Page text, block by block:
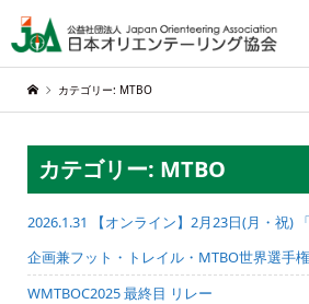
カテゴリー: MTBO
カテゴリー: MTBO
2026.1.31 【オンライン】2月23日(月・祝)
企画兼フット・トレイル・MTBO世界選手
WMTBOC2025 最終目 リレー